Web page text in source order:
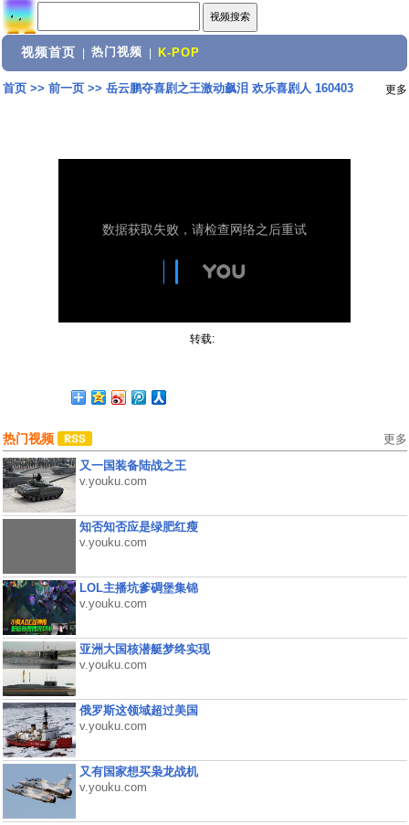
视频首页 热门视频 K-POP
首页>> 前一页>> 岳云鹏夺喜剧之王激动飙泪 欢乐喜剧人 160403 更多
转载:
热门视频 更多
又一国装备陆战之王
v.youku.com
知否知否应是绿肥红瘦
v.youku.com
LOL主播坑爹碉堡集锦
v.youku.com
亚洲大国核潜艇梦终实现
v.youku.com
俄罗斯这领域超过美国
v.youku.com
又有国家想买枭龙战机
v.youku.com